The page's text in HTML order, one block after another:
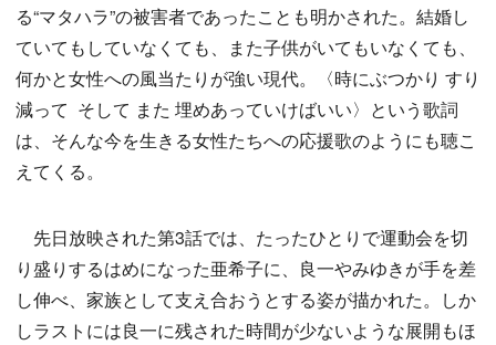
る“マタハラ”の被害者であったことも明かされた。結婚し
ていてもしていなくても、また子供がいてもいなくても、
何かと女性への風当たりが強い現代。〈時にぶつかり すり
減って そして また 埋めあっていけばいい〉という歌詞
は、そんな今を生きる女性たちへの応援歌のようにも聴こ
えてくる。
先日放映された第3話では、たったひとりで運動会を切
り盛りするはめになった亜希子に、良一やみゆきが手を差
し伸べ、家族として支え合おうとする姿が描かれた。しか
しラストには良一に残された時間が少ないような展開もほ